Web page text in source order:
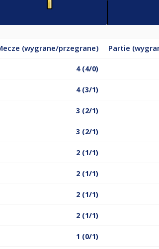
(wygrane/przegrane) Partie
4 (4/0)
4 (3/1)
3 (2/1)
3 (2/1)
2 (1/1)
2 (1/1)
2 (1/1)
2 (1/1)
1 (0/1)